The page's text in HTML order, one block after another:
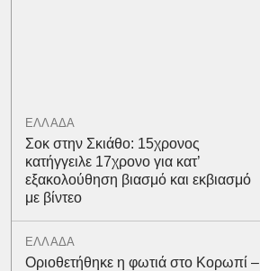
ΕΛΛΑΔΑ
Σοκ στην Σκιάθο: 15χρονος
κατήγγειλε 17χρονο για κατ’
εξακολούθηση βιασμό και εκβιασμό
με βίντεο
ΕΛΛΑΔΑ
Οριοθετήθηκε η φωτιά στο Κορωπί –